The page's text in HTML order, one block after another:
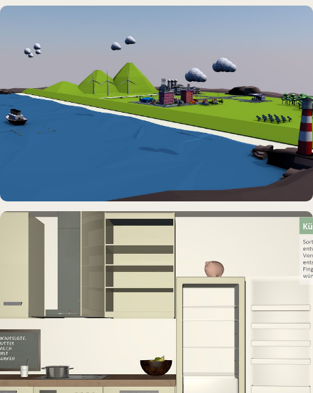
Rickmer Rickmers
DAUERAUSSTELLUNG · VR
Erlebnisraum Büsum